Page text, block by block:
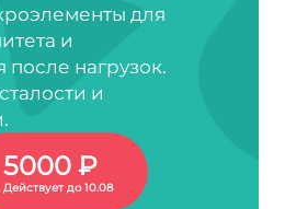
для
и
после нагрузок.
и
5000 ₽
Действует до 10.08